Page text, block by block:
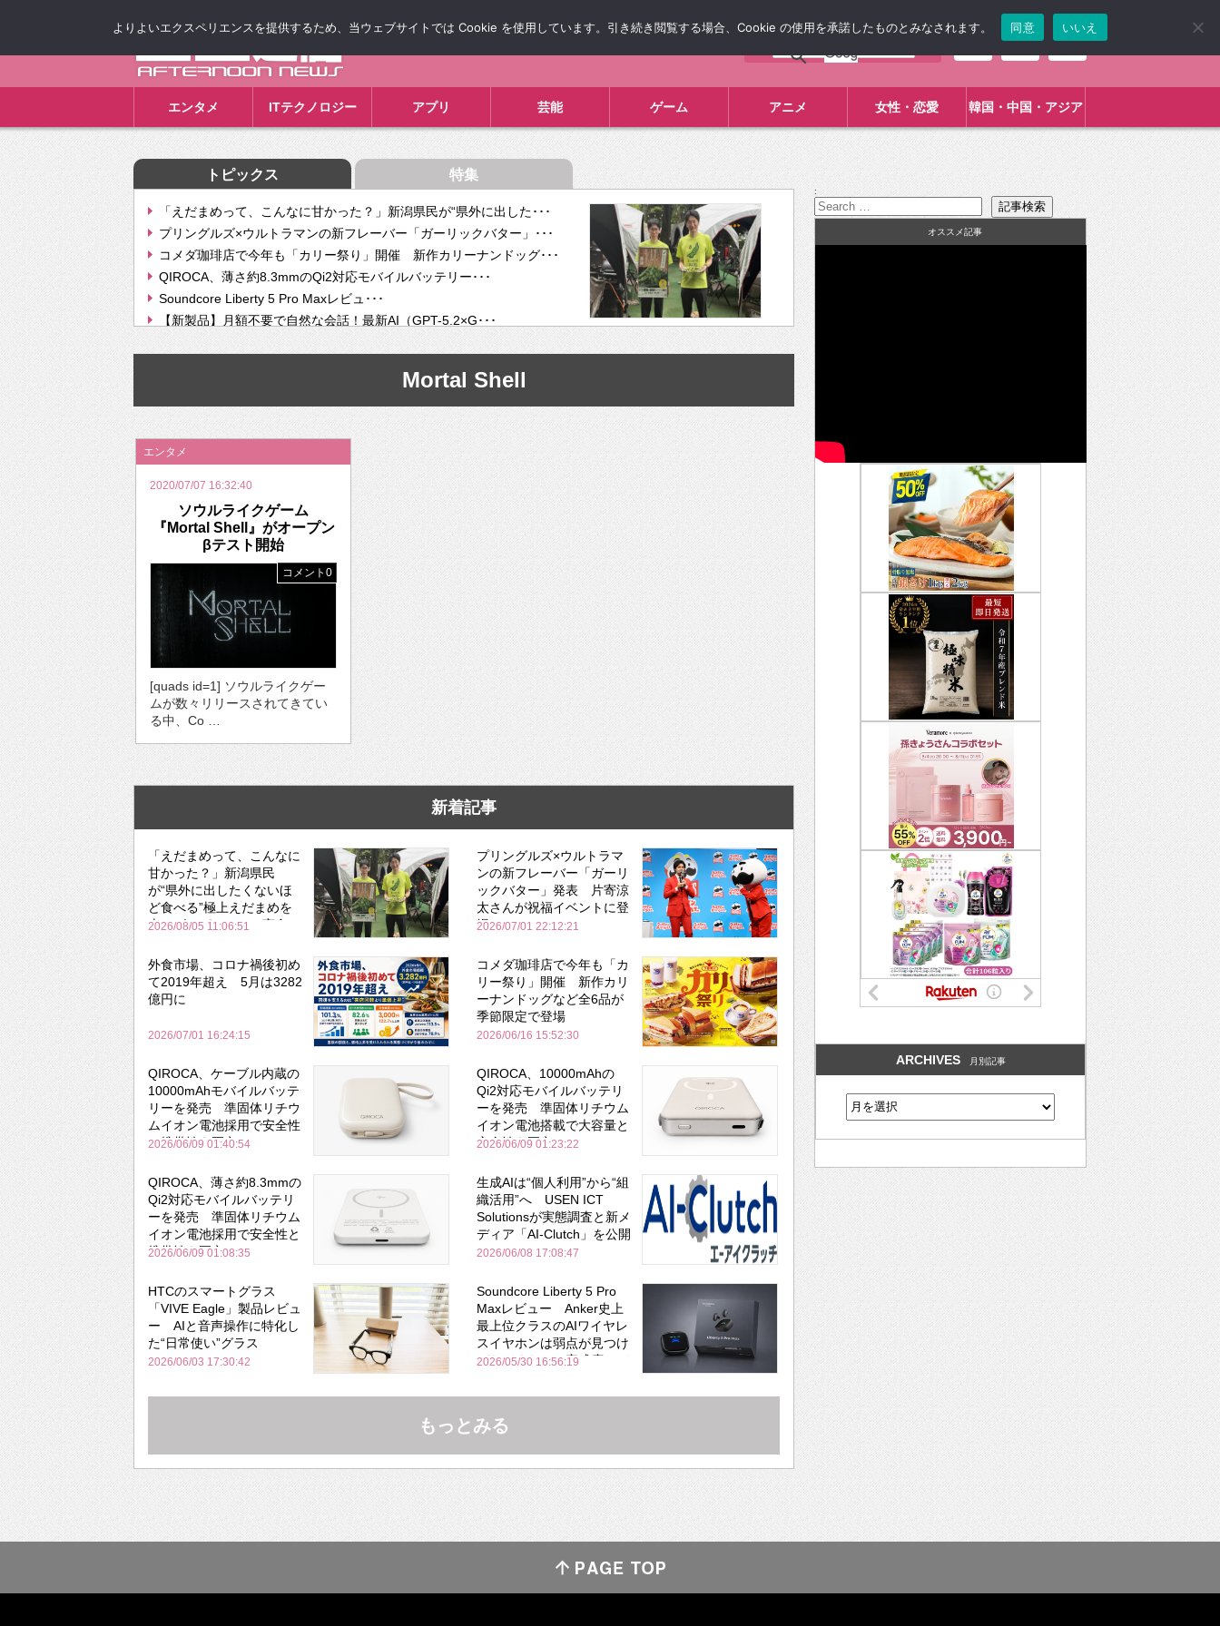
エンタメ ITテクノロジー アプリ 芸能 ゲーム アニメ 女性・恋愛 韓国・中国・アジア
トピックス 特集
「えだまめって、こんなに甘かった？」新潟県民が“県外に出した･･･
プリングルズ×ウルトラマンの新フレーバー「ガーリックバター」･･･
コメダ珈琲店で今年も「カリー祭り」開催 新作カリーナンドッグ･･･
QIROCA、薄さ約8.3mmのQi2対応モバイルバッテリー･･･
Soundcore Liberty 5 Pro Maxレビュ･･･
【新製品】月額不要で自然な会話！最新AI（GPT-5.2×G･･･
【次世代の没入感と生産性】VITURE Luma Ultra･･･
挫折率8割の壁をAIで突破。ジャストシステム、”自分が今話し･･･
2026年のバレンタインは「自分で作って、想いを渡す」 TE･･･
Mortal Shell
エンタメ
2020/07/07 16:32:40
ソウルライクゲーム
『Mortal Shell』がオープン
βテスト開始
コメント0
[quads id=1] ソウルライクゲー
ムが数々リリースされてきてい
る中、Co …
新着記事
「えだまめって、こんなに
甘かった？」新潟県民
が“県外に出したくないほ
ど食べる”極上えだまめを
森のビアガーデンで実食
2026/08/05 11:06:51
プリングルズ×ウルトラマ
ンの新フレーバー「ガーリ
ックバター」発表 片寄涼
太さんが祝福イベントに登
場
2026/07/01 22:12:21
外食市場、コロナ禍後初め
て2019年超え 5月は3282
億円に
2026/07/01 16:24:15
コメダ珈琲店で今年も「カ
リー祭り」開催 新作カリ
ーナンドッグなど全6品が
季節限定で登場
2026/06/16 15:52:30
QIROCA、ケーブル内蔵の
10000mAhモバイルバッテ
リーを発売 準固体リチウ
ムイオン電池採用で安全性
と携帯性を両立
2026/06/09 01:40:54
QIROCA、10000mAhの
Qi2対応モバイルバッテリ
ーを発売 準固体リチウム
イオン電池搭載で大容量と
安全性を両立
2026/06/09 01:23:22
QIROCA、薄さ約8.3mmの
Qi2対応モバイルバッテリ
ーを発売 準固体リチウム
イオン電池採用で安全性と
携帯性を両立
2026/06/09 01:08:35
生成AIは“個人利用”から“組
織活用”へ USEN ICT
Solutionsが実態調査と新メ
ディア「AI-Clutch」を公開
2026/06/08 17:08:47
HTCのスマートグラス
「VIVE Eagle」製品レビュ
ー AIと音声操作に特化し
た“日常使い”グラス
2026/06/03 17:30:42
Soundcore Liberty 5 Pro
Maxレビュー Anker史上
最上位クラスのAIワイヤレ
スイヤホンは弱点が見つけ
づらいくらいの完成度にび
Bose並み
2026/05/30 16:56:19
もっとみる
:
オススメ記事
ARCHIVES 月別記事
よりよいエクスペリエンスを提供するため、当ウェブサイトでは Cookie を使用しています。引き続き閲覧する場合、Cookie の使用を承諾したものとみなされます。 同意 いいえ